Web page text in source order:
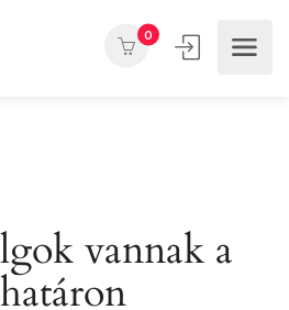
0
vannak a